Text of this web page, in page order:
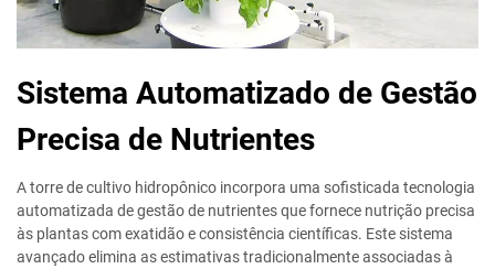
Sistema Automatizado de Gestão
Precisa de Nutrientes
A torre de cultivo hidropônico incorpora uma sofisticada tecnologia
automatizada de gestão de nutrientes que fornece nutrição precisa
às plantas com exatidão e consistência científicas. Este sistema
avançado elimina as estimativas tradicionalmente associadas à